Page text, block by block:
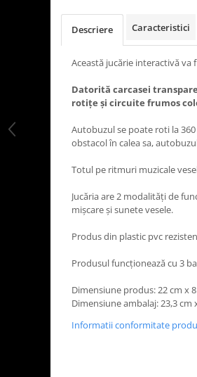
Descriere Caracteristici
Această jucărie interactivă va
Datorită carcasei
rotiţe şi circuite frumos
Autobuzul se poate roti la
obstacol în calea sa,
Totul pe ritmuri muzicale
Jucăria are 2 modalităţi de
mişcare şi sunete vesele.
Produs din plastic pvc
Produsul funcţionează cu 3
Dimensiune produs: 22 cm x
Dimensiune ambalaj: 23,3 cm
Informatii conformitate